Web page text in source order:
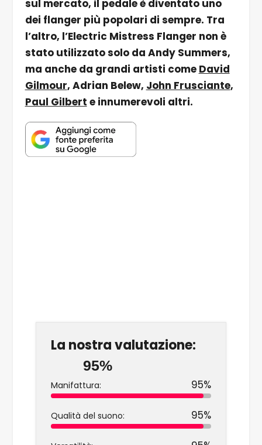
sul mercato, il pedale è diventato uno
dei flanger più popolari di sempre. Tra
l’altro, l’Electric Mistress Flanger non è
stato utilizzato solo da Andy Summers,
ma anche da grandi artisti come David
Gilmour, Adrian Belew, John Frusciante,
Paul Gilbert e innumerevoli altri.
La nostra valutazione:
95%
Manifattura: 95%
Qualità del suono: 95%